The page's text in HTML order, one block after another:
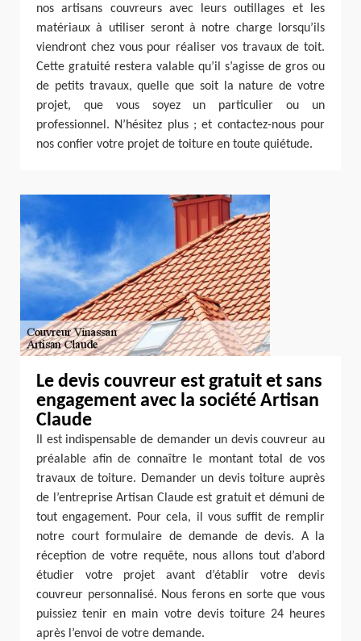
nos artisans couvreurs avec leurs outillages et les
matériaux à utiliser seront à notre charge lorsqu’ils
viendront chez vous pour réaliser vos travaux de toit.
Cette gratuité restera valable qu’il s’agisse de gros ou
de petits travaux, quelle que soit la nature de votre
projet, que vous soyez un particulier ou un
professionnel. N’hésitez plus ; et contactez-nous pour
nos confier votre projet de toiture en toute quiétude.
Le devis couvreur est gratuit et sans
engagement avec la société Artisan
Claude
Il est indispensable de demander un devis couvreur au
préalable afin de connaître le montant total de vos
travaux de toiture. Demander un devis toiture auprès
de l’entreprise Artisan Claude est gratuit et démuni de
tout engagement. Pour cela, il vous suffit de remplir
notre court formulaire de demande de devis. A la
réception de votre requête, nous allons tout d’abord
étudier votre projet avant d’établir votre devis
couvreur personnalisé. Nous ferons en sorte que vous
puissiez tenir en main votre devis toiture 24 heures
après l’envoi de votre demande.